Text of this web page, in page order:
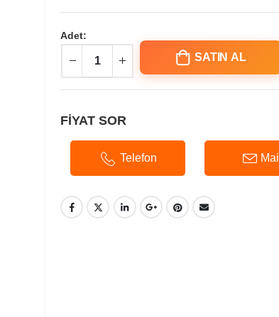
Adet:
SATIN AL
FİYAT SOR
Telefon Mail